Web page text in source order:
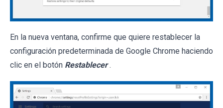
En la nueva ventana, confirme que quiere restablecer la
configuración predeterminada de Google Chrome haciendo
clic en el botón Restablecer .